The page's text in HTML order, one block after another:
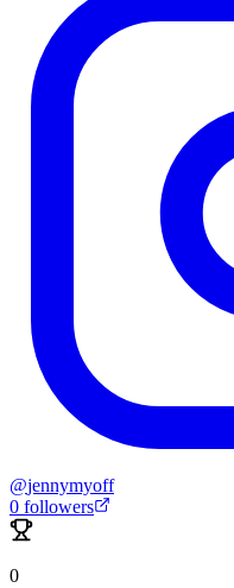
@jennymyoff
0 followers
0